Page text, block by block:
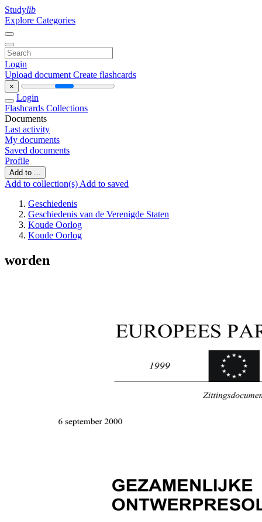
Studylib
Explore Categories
Login
Upload document Create flashcards
×
Login
Flashcards Collections
Documents
Last activity
My documents
Saved documents
Profile
Add to ...
Add to collection(s) Add to saved
Geschiedenis
Geschiedenis van de Verenigde Staten
Koude Oorlog
Koude Oorlog
worden